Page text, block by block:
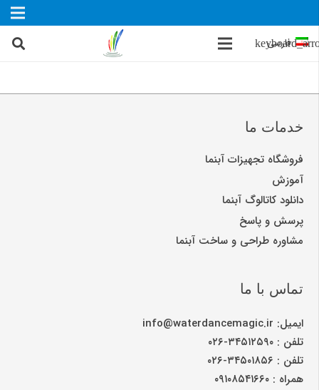
فارسی
خدمات ما
فروشگاه تجهیزات آبنما
آموزش
دانلود کاتالوگ آبنما
پرسش و پاسخ
مشاوره طراحی و ساخت آبنما
تماس با ما
ایمیل: info@waterdancemagic.ir
تلفن : ۳۴۵۱۲۵۹۰-۰۲۶
تلفن : ۳۴۵۰۱۸۵۶-۰۲۶
همراه : ۰۹۱۰۸۵۴۱۶۶۰